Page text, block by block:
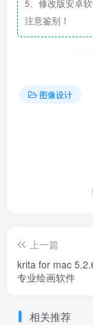
5、修改版安卓
注意鉴别！
图像设计
上一篇
krita for mac
专业绘画软件
相关推荐